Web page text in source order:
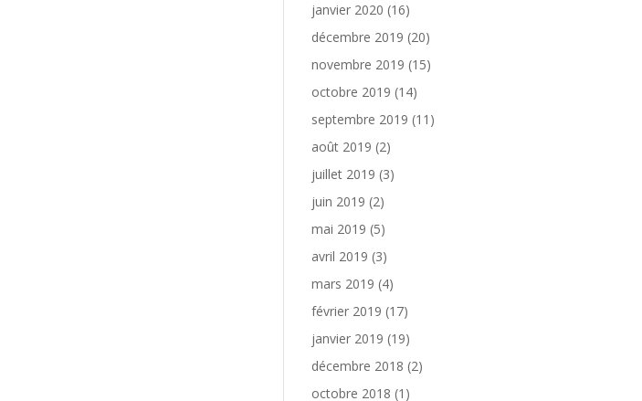
janvier 2020 (16)
décembre 2019 (20)
novembre 2019 (15)
octobre 2019 (14)
septembre 2019 (11)
août 2019 (2)
juillet 2019 (3)
juin 2019 (2)
mai 2019 (5)
avril 2019 (3)
mars 2019 (4)
février 2019 (17)
janvier 2019 (19)
décembre 2018 (2)
octobre 2018 (1)